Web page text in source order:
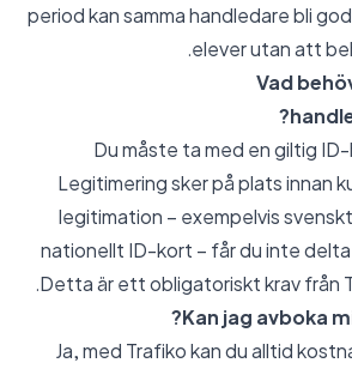
period kan samma handledare bli
elever utan att
Vad
Du måste ta med en giltig
Legitimering sker på plats innan
legitimation – exempelvis
nationellt ID-kort – får du inte delta
Detta är ett obligatoriskt krav från
Kan jag avboka
Ja, med Trafiko kan du alltid